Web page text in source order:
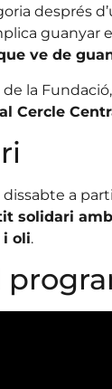
després
guanyar
ve de
de la Fundació,
Cercle
a
solidari
i oli.